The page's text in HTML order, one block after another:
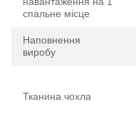
спальне місце
Наповнення
виробу
Тканина чохла